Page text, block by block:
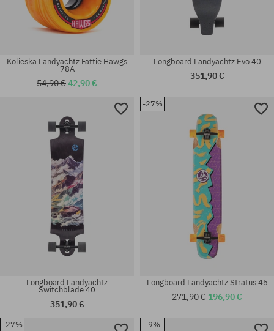
Dostupné veľkosti:
Kolieska Landyachtz Fattie Hawgs
78A
54,90 €42,90 €
Longboard Landyachtz Evo 40
351,90 €
Longboard Landyachtz
Switchblade 40
351,90 €
-27%
Longboard Landyachtz Stratus 46
271,90 € 196,90 €
-27% -9%